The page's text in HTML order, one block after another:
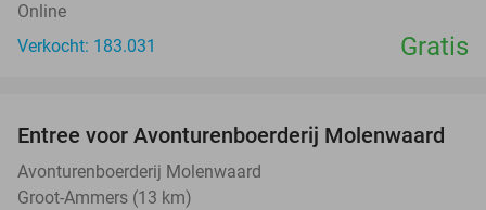
Online
Verkocht: 183.031
Gratis
27%
Entree voor Avonturenboerderij Molenwaard
Avonturenboerderij Molenwaard
Groot-Ammers (13 km)